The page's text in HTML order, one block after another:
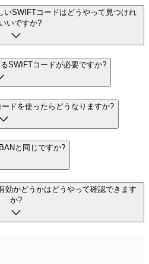
いSWIFTコードはどうやって見つけれ
いですか?
SWIFTコードが必要ですか?
ドを使ったらどうなりますか?
と同じですか?
効かどうかはどうやって確認できます
か?